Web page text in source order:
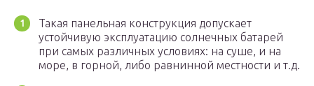
Такая панельная конструкция допускает
устойчивую эксплуатацию солнечных батарей
при самых различных условиях: на суше, и на
море, в горной, либо равнинной местности и т.д.